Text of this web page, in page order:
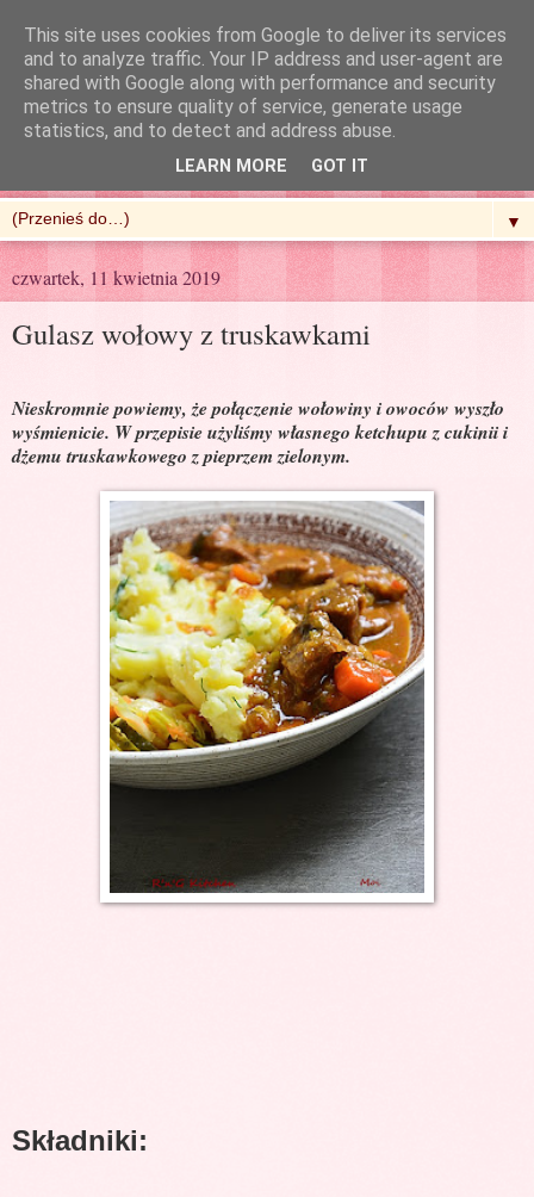
R'n'G Kitchen
▼
czwartek, 11 kwietnia 2019
Gulasz wołowy z truskawkami
Nieskromnie powiemy, że połączenie wołowiny i owoców wyszło
wyśmienicie. W przepisie użyliśmy własnego ketchupu z cukinii i
dżemu truskawkowego z pieprzem zielonym.
Składniki:
This site uses cookies from Google to deliver its services
and to analyze traffic. Your IP address and user-agent are
shared with Google along with performance and security
metrics to ensure quality of service, generate usage
statistics, and to detect and address abuse.
LEARN MORE GOT IT